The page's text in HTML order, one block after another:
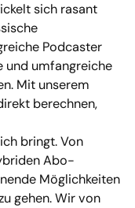
sich rasant
Podcaster
und umfangreiche
Mit unserem
berechnen,
bringt. Von
Abo-
Möglichkeiten
gehen. Wir von